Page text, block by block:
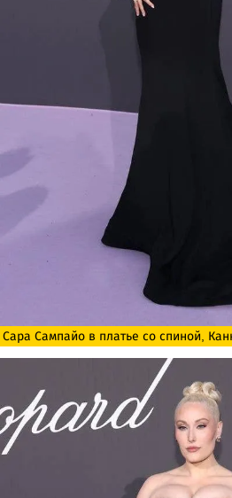
Сара Сампайо в платье со спиной,